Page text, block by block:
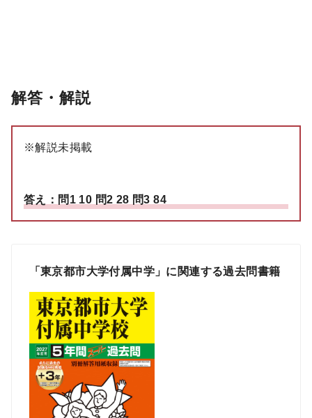
解答・解説
※解説未掲載
答え：問1 10 問2 28 問3 84
「東京都市大学付属中学」に関連する過去問書籍